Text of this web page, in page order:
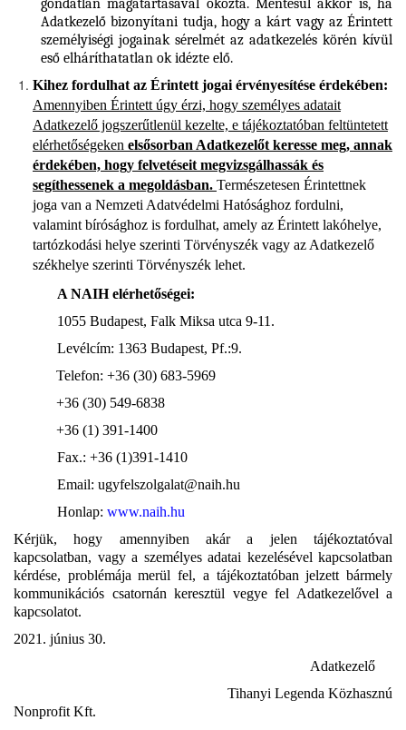
gondatlan magatartásával okozta. Mentesül akkor is, ha
Adatkezelő bizonyítani tudja, hogy a kárt vagy az Érintett
személyiségi jogainak sérelmét az adatkezelés körén kívül
eső elháríthatatlan ok idézte elő.
Kihez fordulhat az Érintett jogai érvényesítése érdekében:
Amennyiben Érintett úgy érzi, hogy személyes adatait
Adatkezelő jogszerűtlenül kezelte, e tájékoztatóban feltüntetett
elérhetőségeken elsősorban Adatkezelőt keresse meg, annak
érdekében, hogy felvetéseit megvizsgálhassák és
segíthessenek a megoldásban. Természetesen Érintettnek
joga van a Nemzeti Adatvédelmi Hatósághoz fordulni,
valamint bírósághoz is fordulhat, amely az Érintett lakóhelye,
tartózkodási helye szerinti Törvényszék vagy az Adatkezelő
székhelye szerinti Törvényszék lehet.
A NAIH elérhetőségei:
1055 Budapest, Falk Miksa utca 9-11.
Levélcím: 1363 Budapest, Pf.:9.
Telefon: +36 (30) 683-5969
+36 (30) 549-6838
+36 (1) 391-1400
Fax.: +36 (1)391-1410
Email: ugyfelszolgalat@naih.hu
Honlap: www.naih.hu
Kérjük, hogy amennyiben akár a jelen tájékoztatóval
kapcsolatban, vagy a személyes adatai kezelésével kapcsolatban
kérdése, problémája merül fel, a tájékoztatóban jelzett bármely
kommunikációs csatornán keresztül vegye fel Adatkezelővel a
kapcsolatot.
2021. június 30.
Adatkezelő
Tihanyi Legenda Közhasznú
Nonprofit Kft.